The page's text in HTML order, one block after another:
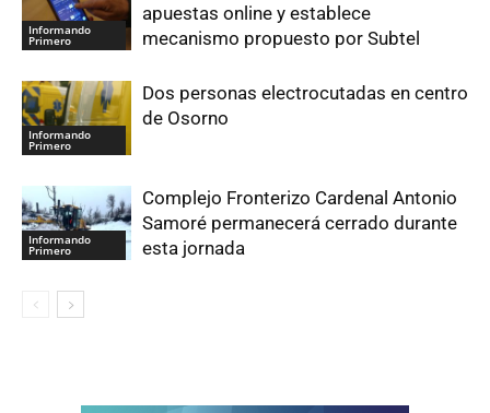
Informando
Primero
apuestas online y establece
mecanismo propuesto por Subtel
Informando
Primero
Dos personas electrocutadas en centro
de Osorno
Informando
Primero
Complejo Fronterizo Cardenal Antonio
Samoré permanecerá cerrado durante
esta jornada